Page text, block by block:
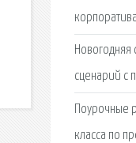
Новогодняя
сценарий с
Поурочные
класса по